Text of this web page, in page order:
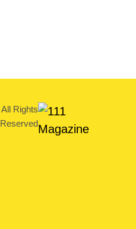
All Rights
Reserved